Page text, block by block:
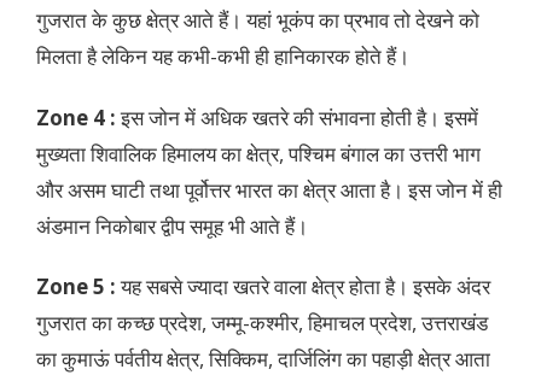
गुजरात के कुछ क्षेत्र आते हैं। यहां भूकंप का प्रभाव तो देखने को
मिलता है लेकिन यह कभी-कभी ही हानिकारक होते हैं।
Zone 4 :इस जोन में अधिक खतरे की संभावना होती है। इसमें
मुख्यता शिवालिक हिमालय का क्षेत्र, पश्चिम बंगाल का उत्तरी भाग
और असम घाटी तथा पूर्वोत्तर भारत का क्षेत्र आता है। इस जोन में ही
अंडमान निकोबार द्वीप समूह भी आते हैं।
Zone5 :यह सबसे ज्यादा खतरे वाला क्षेत्र होता है। इसके अंदर
गुजरात का कच्छ प्रदेश, जम्मू-कश्मीर, हिमाचल प्रदेश, उत्तराखंड
का कुमाऊं पर्वतीय क्षेत्र, सिक्किम, दार्जिलिंग का पहाड़ी क्षेत्र आता